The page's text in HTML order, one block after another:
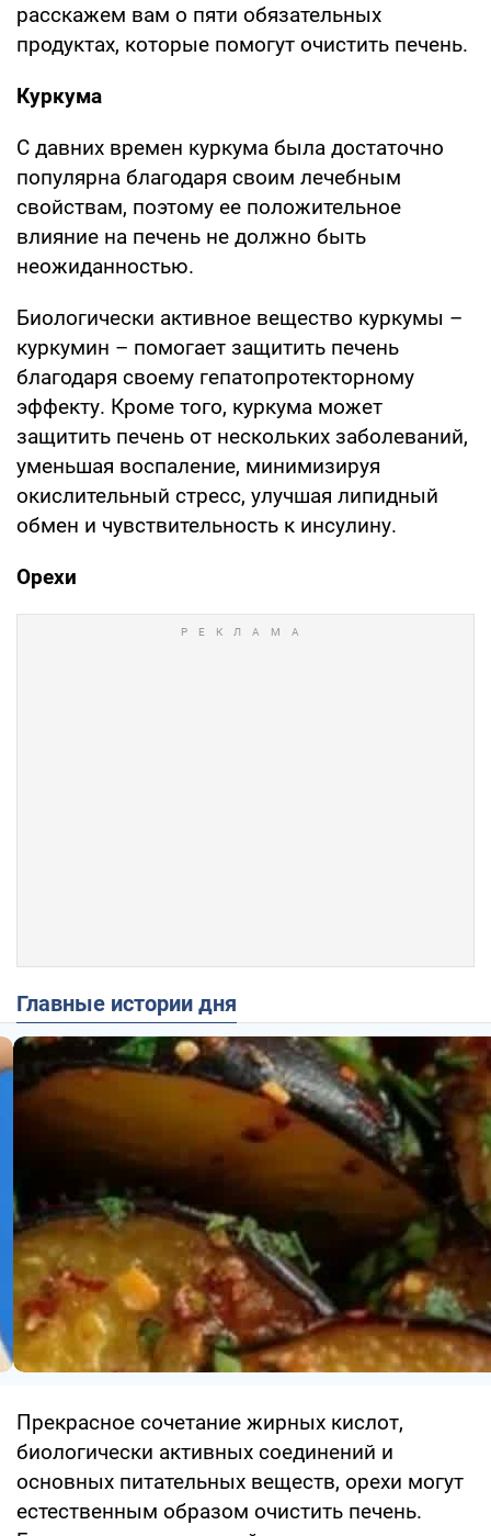
расскажем вам о пяти обязательных
продуктах, которые помогут очистить печень.
Куркума
С давних времен куркума была достаточно
популярна благодаря своим лечебным
свойствам, поэтому ее положительное
влияние на печень не должно быть
неожиданностью.
Биологически активное вещество куркумы –
куркумин – помогает защитить печень
благодаря своему гепатопротекторному
эффекту. Кроме того, куркума может
защитить печень от нескольких заболеваний,
уменьшая воспаление, минимизируя
окислительный стресс, улучшая липидный
обмен и чувствительность к инсулину.
Орехи
Главные истории дня
Прекрасное сочетание жирных кислот,
биологически активных соединений и
основных питательных веществ, орехи могут
естественным образом очистить печень.